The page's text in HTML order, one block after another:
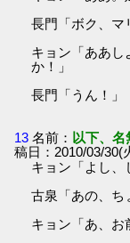
長門「ボク、マ
キョン「ああし
か！」
長門「うん！」
13 名前： 以下、
稿日：2010/03/30(
キョン「よし、
古泉「あの、ち
キョン「あ、お